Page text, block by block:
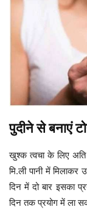
पुदीने से बनाएं
खुश्क त्वचा के लिए अति
मि.ली पानी में
दिन में दो बार इसका
दिन तक प्रयोग में ला